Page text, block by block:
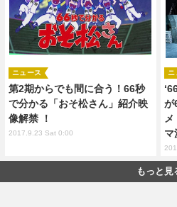
第2期からでも間に合う！66秒
で分かる「おそ松さん」紹介映
像解禁 ！
ニュース
2017.9.23 Sat 0:00
が
マ
ニ
もっと見